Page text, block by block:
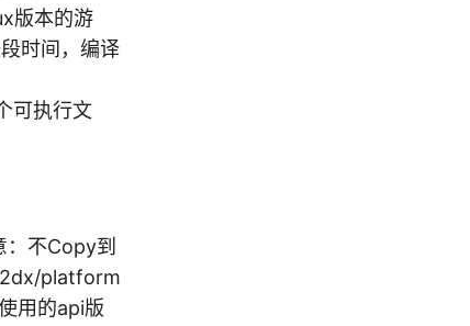
版本的游
时间，编译
可执行文
不Copy到
platform
用的api版